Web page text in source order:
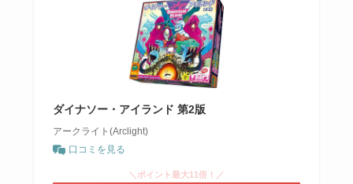
ダイナソー・アイランド 第2版
アークライト(Arclight)
口コミを見る
＼ポイント最大11倍！／